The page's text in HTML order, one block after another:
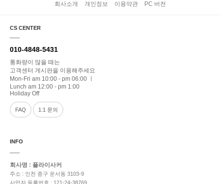
회사소개 개인정보 이용약관 PC 버전
CS CENTER
010-4848-5431
통화량이 많을 때는
고객센터 게시판을 이용해주세요
Mon-Fri am 10:00 - pm 06:00 ㅣ
Lunch am 12:00 - pm 1:00
Holiday Off
FAQ 1:1 문의
INFO
회사명 : 플라이사커
주소 : 인천 중구 운서동 3103-9
사업자 등록번호 : 121-24-38769